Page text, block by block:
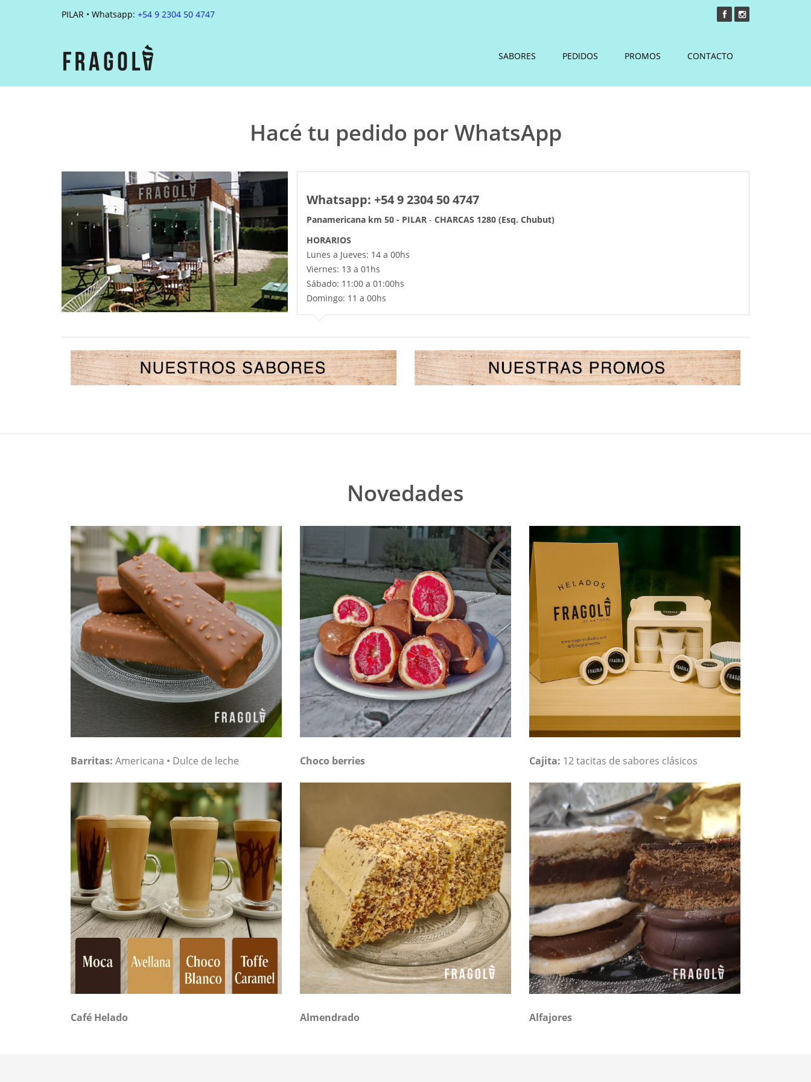
PILAR • Whatsapp: +54 9 2304 50 4747
SABORES PEDIDOS PROMOS CONTACTO
Hacé tu pedido por WhatsApp
Whatsapp: +54 9 2304 50 4747
Panamericana km 50 - PILAR - CHARCAS 1280 (Esq. Chubut)
HORARIOS
Lunes a Jueves: 14 a 00hs
Viernes: 13 a 01hs
Sábado: 11:00 a 01:00hs
Domingo: 11 a 00hs
Novedades
Barritas: Americana • Dulce de leche Choco berries Cajita: 12 tacitas de sabores clásicos
Café Helado Almendrado Alfajores